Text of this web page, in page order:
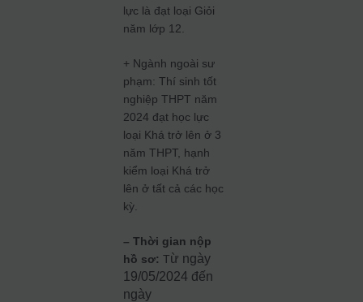
lực là đạt loại Giỏi
năm lớp 12.
+ Ngành ngoài sư
phạm: Thí sinh tốt
nghiệp THPT năm
2024 đạt học lực
loại Khá trở lên ở 3
năm THPT, hạnh
kiểm loại Khá trở
lên ở tất cả các học
kỳ.
– Thời gian nộp
hồ sơ: Từ ngày
19/05/2024 đến
ngày